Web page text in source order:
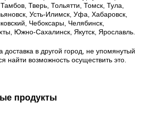
Тверь, Тольятти, Томск, Тула,
Усть-Илимск, Уфа, Хабаровск,
Чебоксары, Челябинск,
Южно-Сахалинск, Якутск, Ярославль.
в другой город, не упомянутый
найти возможность осуществить это.
продукты